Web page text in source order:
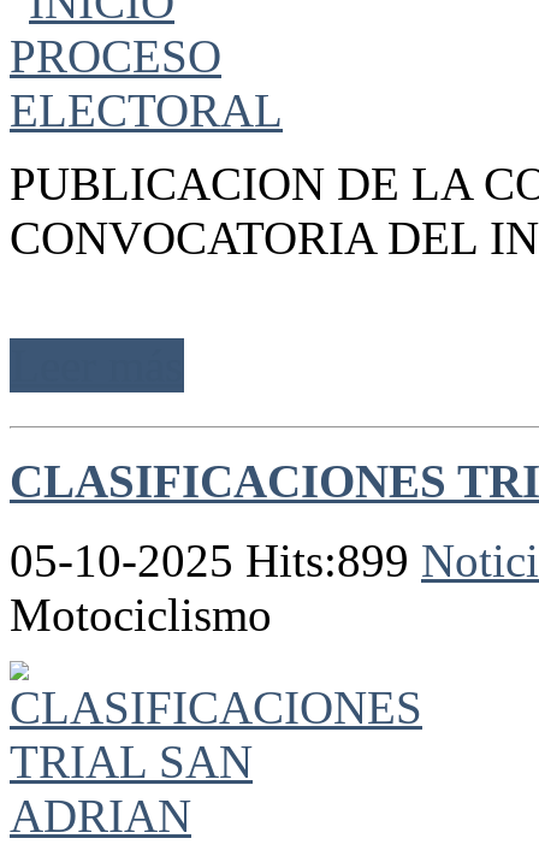
PUBLICACION DE LA
CONVOCATORIA DEL
CLASIFICACIONES
05-10-2025 Hits:899
Motociclismo